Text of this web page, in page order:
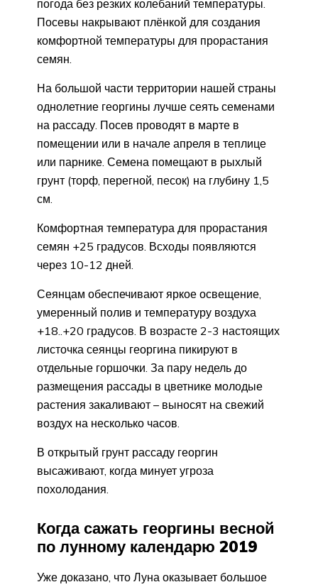
погода без резких колебаний температуры.
Посевы накрывают плёнкой для создания
комфортной температуры для прорастания
семян.
На большой части территории нашей страны
однолетние георгины лучше сеять семенами
на рассаду. Посев проводят в марте в
помещении или в начале апреля в теплице
или парнике. Семена помещают в рыхлый
грунт (торф, перегной, песок) на глубину 1,5
см.
Комфортная температура для прорастания
семян +25 градусов. Всходы появляются
через 10-12 дней.
Сеянцам обеспечивают яркое освещение,
умеренный полив и температуру воздуха
+18..+20 градусов. В возрасте 2-3 настоящих
листочка сеянцы георгина пикируют в
отдельные горшочки. За пару недель до
размещения рассады в цветнике молодые
растения закаливают – выносят на свежий
воздух на несколько часов.
В открытый грунт рассаду георгин
высаживают, когда минует угроза
похолодания.
Когда сажать георгины весной
по лунному календарю 2019
Уже доказано, что Луна оказывает большое